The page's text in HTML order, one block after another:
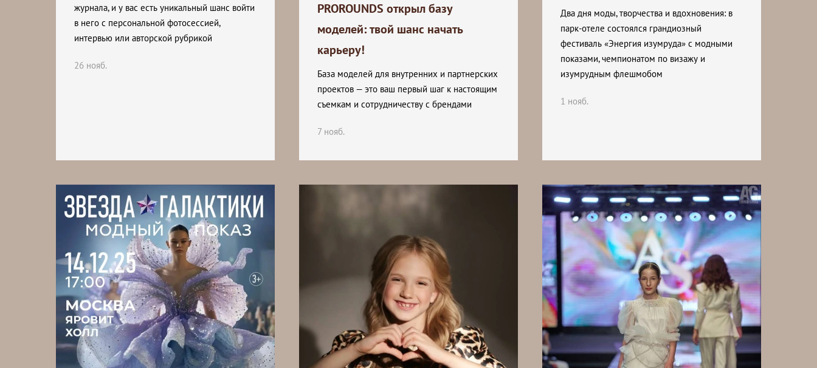
журнала, и у вас есть уникальный шанс войти
в него с персональной фотосессией,
интервью или авторской рубрикой
26 нояб.
PROROUNDS открыл базу
моделей: твой шанс начать
карьеру!
База моделей для внутренних и партнерских
проектов — это ваш первый шаг к настоящим
съемкам и сотрудничеству с брендами
7 нояб.
Два дня моды, творчества и вдохновения: в
парк-отеле состоялся грандиозный
фестиваль «Энергия изумруда» с модными
показами, чемпионатом по визажу и
изумрудным флешмобом
1 нояб.